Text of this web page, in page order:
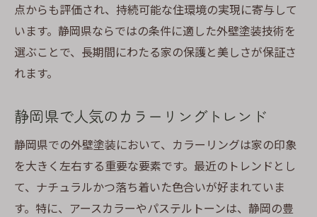
環境に優しい塗装の選び方
住宅価値を上げる塗装の秘訣
静岡県の外壁塗装で選ぶべき最新カラーリング
流行を取り入れたカラーリング事例
耐久性と美観を兼ね備えたカラー
色褪せしにくい色の選び方
色選びで家の印象を変える方法
点からも評価され、持続可能な住環境の実現に寄与して
います。静岡県ならではの条件に適した外壁塗装技術を
選ぶことで、長期間にわたる家の保護と美しさが保証さ
れます。
静岡県で人気のカラーリングトレンド
静岡県での外壁塗装において、カラーリングは家の印象
を大きく左右する重要な要素です。最近のトレンドとし
て、ナチュラルかつ落ち着いた色合いが好まれていま
す。特に、アースカラーやパステルトーンは、静岡の豊